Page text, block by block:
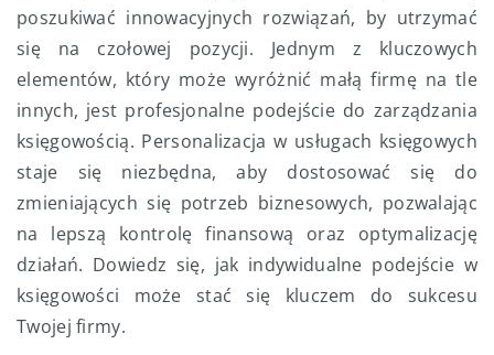
poszukiwać innowacyjnych rozwiązań, by utrzymać
się na czołowej pozycji. Jednym z kluczowych
elementów, który może wyróżnić małą firmę na tle
innych, jest profesjonalne podejście do zarządzania
księgowością. Personalizacja w usługach księgowych
staje się niezbędna, aby dostosować się do
zmieniających się potrzeb biznesowych, pozwalając
na lepszą kontrolę finansową oraz optymalizację
działań. Dowiedz się, jak indywidualne podejście w
księgowości może stać się kluczem do sukcesu
Twojej firmy.